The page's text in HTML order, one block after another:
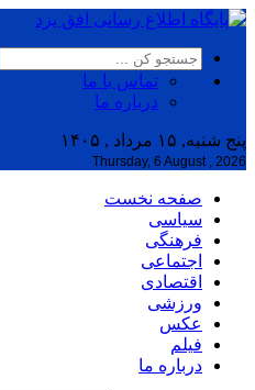
تماس با ما
درباره ما
پنج شنبه, ۱۵ مرداد , ۱۴۰۵
Thursday, 6 August , 2026
صفحه نخست
سیاسی
فرهنگی
اجتماعی
اقتصادی
ورزشی
عکس
فیلم
درباره ما